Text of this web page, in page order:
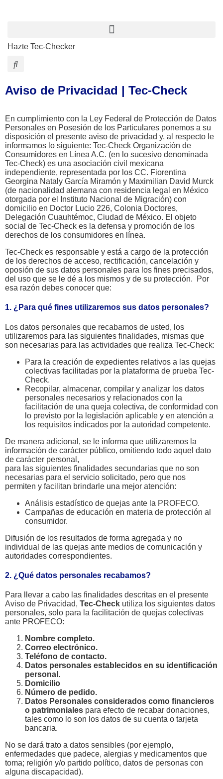
Hazte Tec-Checker
Aviso de Privacidad | Tec-Check
En cumplimiento con la Ley Federal de Protección de Datos
Personales en Posesión de los Particulares ponemos a su
disposición el presente aviso de privacidad y, al respecto le
informamos lo siguiente: Tec-Check Organización de
Consumidores en Línea A.C. (en lo sucesivo denominada
Tec-Check) es una asociación civil mexicana
independiente, representada por los CC. Fiorentina
Georgina Nataly García Miramón y Maximilian David Murck
(de nacionalidad alemana con residencia legal en México
otorgada por el Instituto Nacional de Migración) con
domicilio en Doctor Lucio 226, Colonia Doctores,
Delegación Cuauhtémoc, Ciudad de México. El objeto
social de Tec-Check es la defensa y promoción de los
derechos de los consumidores en línea.
Tec-Check es responsable y está a cargo de la protección
de los derechos de acceso, rectificación, cancelación y
oposión de sus datos personales para los fines precisados,
del uso que se le dé a los mismos y de su protección. Por
esa razón debes conocer que:
1. ¿Para qué fines utilizaremos sus datos personales?
Los datos personales que recabamos de usted, los
utilizaremos para las siguientes finalidades, mismas que
son necesarias para las actividades que realiza Tec-Check:
Para la creación de expedientes relativos a las quejas
colectivas facilitadas por la plataforma de prueba Tec-
Check.
Recopilar, almacenar, compilar y analizar los datos
personales necesarios y relacionados con la
facilitación de una queja colectiva, de conformidad con
lo previsto por la legislación aplicable y en atención a
los requisitos indicados por la autoridad competente.
De manera adicional, se le informa que utilizaremos la
información de carácter público, omitiendo todo aquel dato
de carácter personal,
para las siguientes finalidades secundarias que no son
necesarias para el servicio solicitado, pero que nos
permiten y facilitan brindarle una mejor atención:
Análisis estadístico de quejas ante la PROFECO.
Campañas de educación en materia de protección al
consumidor.
Difusión de los resultados de forma agregada y no
individual de las quejas ante medios de comunicación y
autoridades correspondientes.
2. ¿Qué datos personales recabamos?
Para llevar a cabo las finalidades descritas en el presente
Aviso de Privacidad, Tec-Check utiliza los siguientes datos
personales, solo para la facilitación de quejas colectivas
ante PROFECO:
Nombre completo.
Correo electrónico.
Teléfono de contacto.
Datos personales establecidos en su identificación
personal.
Domicilio
Número de pedido.
Datos Personales considerados como financieros
o patrimoniales para efecto de recabar donaciones,
tales como lo son los datos de su cuenta o tarjeta
bancaria.
No se dará trato a datos sensibles (por ejemplo,
enfermedades que padece, alergias y medicamentos que
toma; religión y/o partido político, datos de personas con
alguna discapacidad).